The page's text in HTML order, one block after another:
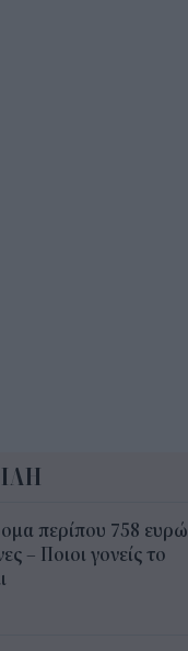
περίπου 758 ευρώ
– Ποιοι γονείς το